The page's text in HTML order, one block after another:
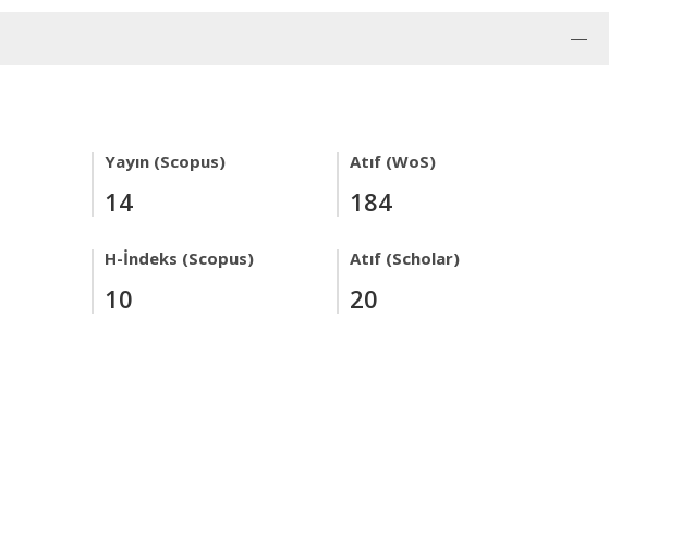
Yayın (Scopus)
14
Atıf (WoS)
184
H-İndeks (Scopus)
10
Atıf (Scholar)
20